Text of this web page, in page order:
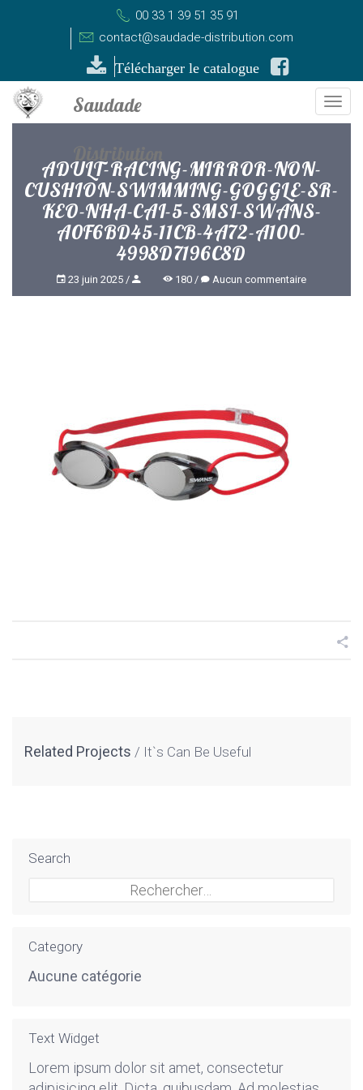
00 33 1 39 51 35 91
contact@saudade-distribution.com
Télécharger le catalogue
ADULT-RACING-MIRROR-NON-
CUSHION-SWIMMING-GOGGLE-SR-
KEO-NHA-CAI-5-SMSI-SWANS-
A0F6BD45-11CB-4A72-A100-
4998D7196C8D
23 juin 2025 180 Aucun commentaire
Related Projects It`s Can Be Useful
Search
Category
Aucune catégorie
Text Widget
Lorem ipsum dolor sit amet, consectetur